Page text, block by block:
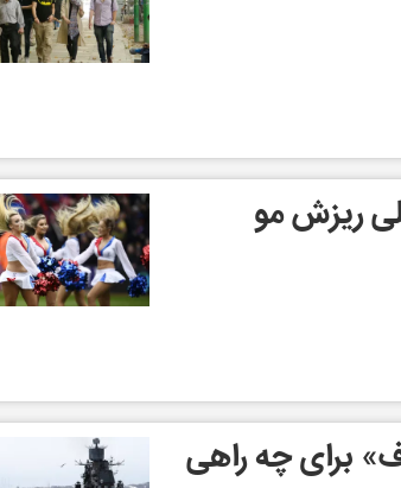
ریزش مو
برای چه راهی